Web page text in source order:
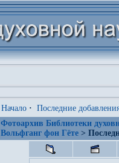
Начало · Последние
Фотоархив Библиотеки
Вольфганг фон Гёте >